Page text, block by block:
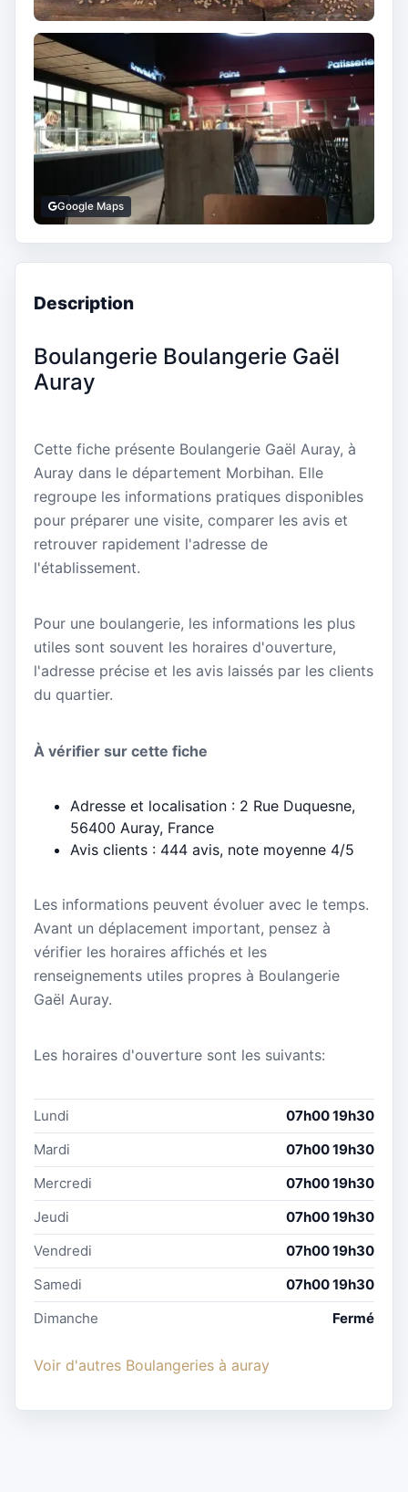
Google Maps
Description
Boulangerie Boulangerie Gaël
Auray
Cette fiche présente Boulangerie Gaël Auray, à
Auray dans le département Morbihan. Elle
regroupe les informations pratiques disponibles
pour préparer une visite, comparer les avis et
retrouver rapidement l'adresse de
l'établissement.
Pour une boulangerie, les informations les plus
utiles sont souvent les horaires d'ouverture,
l'adresse précise et les avis laissés par les clients
du quartier.
À vérifier sur cette fiche
Adresse et localisation : 2 Rue Duquesne,
56400 Auray, France
Avis clients : 444 avis, note moyenne 4/5
Les informations peuvent évoluer avec le temps.
Avant un déplacement important, pensez à
vérifier les horaires affichés et les
renseignements utiles propres à Boulangerie
Gaël Auray.
Les horaires d'ouverture sont les suivants:
Lundi
07h00 19h30
Mardi
07h00 19h30
Mercredi
07h00 19h30
Jeudi
07h00 19h30
Vendredi
07h00 19h30
Samedi
07h00 19h30
Dimanche
Fermé
Voir d'autres Boulangeries à auray